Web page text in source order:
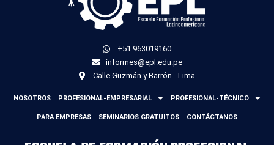
+51 963019160
informes@epl.edu.pe
Calle Guzmán y Barrón - Lima
NOSOTROS PROFESIONAL-EMPRESARIAL PROFESIONAL-TÉCNICO
PARA EMPRESAS SEMINARIOS GRATUITOS CONTÁCTANOS